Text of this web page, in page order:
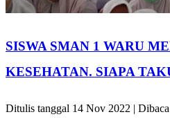
SISWA SMAN 1 WARU
KESEHATAN. SIAPA
Ditulis tanggal 14 Nov 2022 |